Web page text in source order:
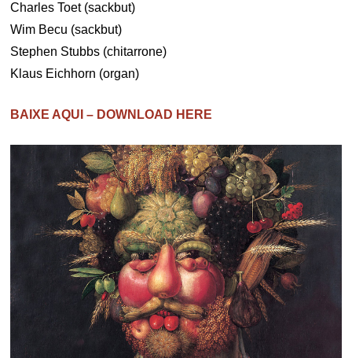
Charles Toet (sackbut)
Wim Becu (sackbut)
Stephen Stubbs (chitarrone)
Klaus Eichhorn (organ)
BAIXE AQUI – DOWNLOAD HERE